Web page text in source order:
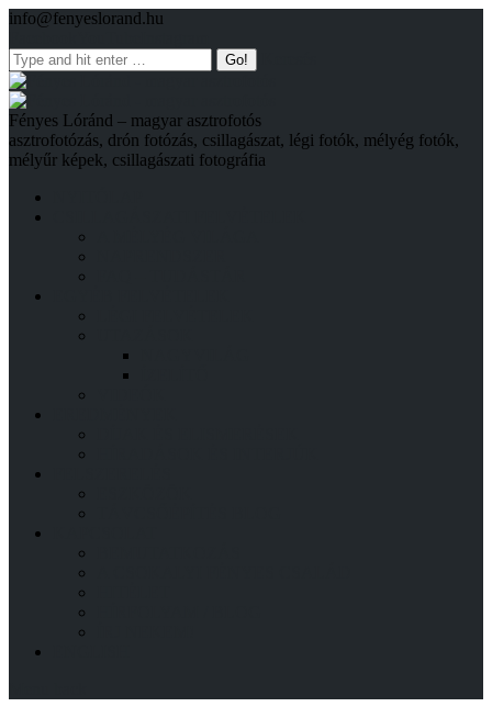
info@fenyeslorand.hu
Fényes Lóránd – magyar asztrofotós
asztrofotózás, drón fotózás, csillagászat, légi fotók, mélyég fotók,
mélyűr képek, csillagászati fotográfia